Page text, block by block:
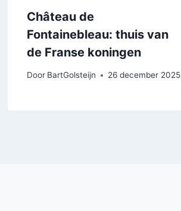
Château de
Fontainebleau: thuis van
de Franse koningen
Door BartGolsteijn 26 december 2025